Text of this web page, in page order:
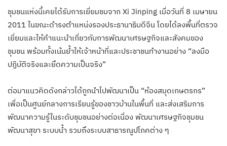
ชุมชนแห่งนี้เคยได้รับการเยี่ยมชมจาก Xi Jinping เมื่อวันที่ 8 เมษายน
2011 ในขณะดำรงตำแหน่งรองประธานาธิบดีจีน โดยได้ลงพื้นที่ตรวจ
เยี่ยมและให้คำแนะนำเกี่ยวกับการพัฒนาเศรษฐกิจและสังคมของ
ชุมชน พร้อมทั้งเน้นย้ำให้เจ้าหน้าที่และประชาชนทำงานอย่าง “ลงมือ
ปฏิบัติจริงและยึดความเป็นจริง”
ต่อมาแนวคิดดังกล่าวได้ถูกนำไปพัฒนาเป็น “ห้องสมุดเกษตรกร”
เพื่อเป็นศูนย์กลางการเรียนรู้ของชาวบ้านในพื้นที่ และส่งเสริมการ
พัฒนาความรู้ในระดับชุมชนอย่างต่อเนื่อง พัฒนาเศรษฐกิจชุมชน
พัฒนาสุขา ระบบน้ำ รวมถึงระบบสาธารณูปโภคต่าง ๆ